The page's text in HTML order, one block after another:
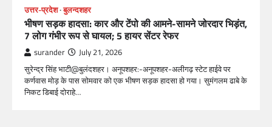
उत्तर-प्रदेश बुलन्दशहर
भीषण सड़क हादसा: कार और टेंपो की आमने-सामने जोरदार भिड़ंत,
7 लोग गंभीर रूप से घायल; 5 हायर सेंटर रेफर​
surander July 21, 2026
सुरेन्द्र सिंह भाटी@बुलंदशहर। अनूपशहर:-अनूपशहर-अलीगढ़ स्टेट हाईवे पर
कर्णवास मोड़ के पास सोमवार को एक भीषण सड़क हादसा हो गया। सुमंगलम ढाबे के
निकट डिबाई दोराहे…